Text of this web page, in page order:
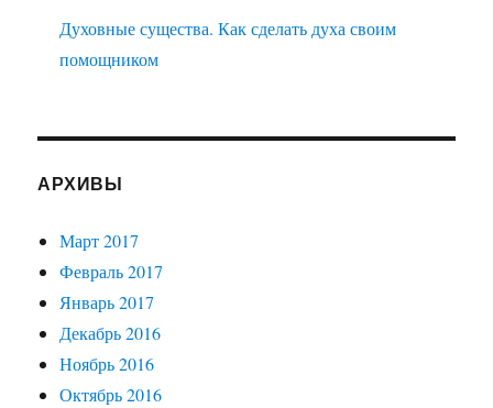
Духовные существа. Как сделать духа своим
помощником
АРХИВЫ
Март 2017
Февраль 2017
Январь 2017
Декабрь 2016
Ноябрь 2016
Октябрь 2016